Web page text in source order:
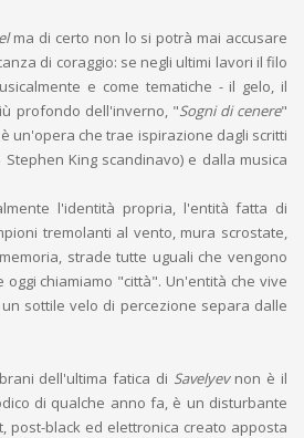
ma di certo non lo si potrà mai accusare
di coraggio: se negli ultimi lavori il filo
e come tematiche - il gelo, il
profondo dell'inverno, "Sogni di cenere"
un'opera che trae ispirazione dagli scritti
King scandinavo) e dalla musica
l'identità propria, l'entità fatta di
tremolanti al vento, mura scrostate,
strade tutte uguali che vengono
chiamiamo "città". Un'entità che vive
sottile velo di percezione separa dalle
dell'ultima fatica di Savelyev non è il
di qualche anno fa, è un disturbante
post-black ed elettronica creato apposta